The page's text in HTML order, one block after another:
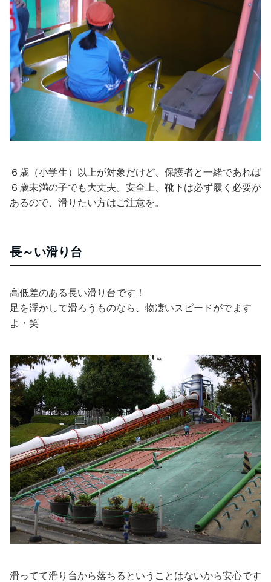
６歳（小学生）以上が対象だけど、保護者と一緒であれば
６歳未満の子でも大丈夫。安全上、靴下は必ず履く必要が
あるので、滑りたい方はご注意を。
長～い滑り台
高低差のある長い滑り台です！
足を浮かして滑ろうものなら、物凄いスピードがでます
よ・笑
滑ってて滑り台から落ちるということはないから安心です